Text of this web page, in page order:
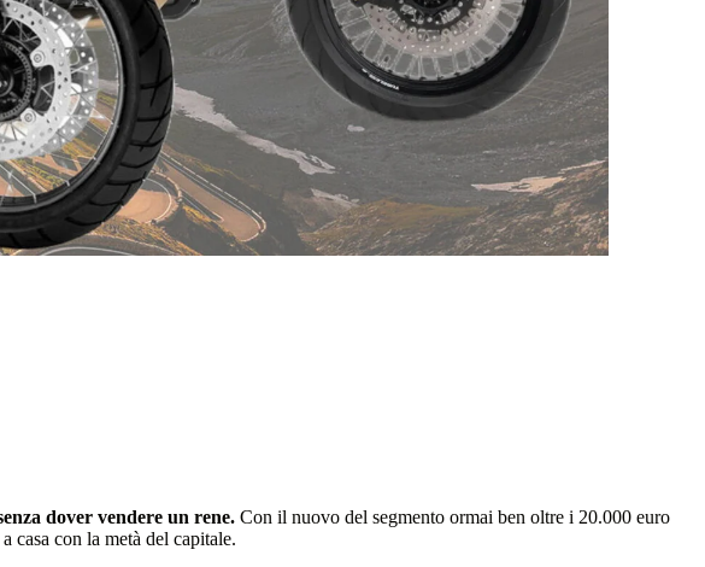
dover vendere un rene. Con il nuovo del segmento ormai ben oltre i 20.000 euro
casa con la metà del capitale.